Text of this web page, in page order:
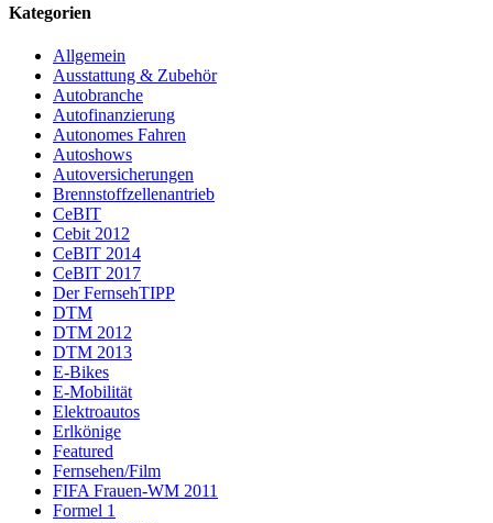
Kategorien
Allgemein
Ausstattung & Zubehör
Autobranche
Autofinanzierung
Autonomes Fahren
Autoshows
Autoversicherungen
Brennstoffzellenantrieb
CeBIT
Cebit 2012
CeBIT 2014
CeBIT 2017
Der FernsehTIPP
DTM
DTM 2012
DTM 2013
E-Bikes
E-Mobilität
Elektroautos
Erlkönige
Featured
Fernsehen/Film
FIFA Frauen-WM 2011
Formel 1